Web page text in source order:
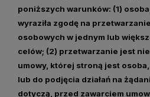
poniższych warunków: (1)
wyraziła zgodę na
osobowych w jednym lub
celów; (2) przetwarzanie jest
umowy, której stroną jest
lub do podjęcia działań na
dotyczą, przed zawarciem